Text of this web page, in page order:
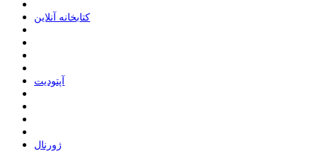
ﮐﺘﺎﺑﺨﺎﻧﻪ ﺁﻧﻼﯾﻦ
ﺁﭘﺘﻮﺩﯾﺖ
ﮊﻭﺭﻧﺎﻝ